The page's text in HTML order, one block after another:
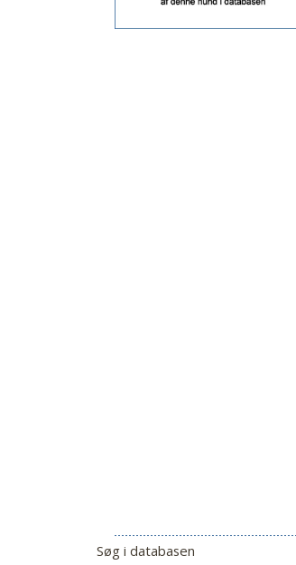
Søg i databasen